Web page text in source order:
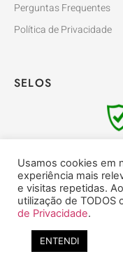
Perguntas Frequentes
Política de Privacidade
SELOS
Usamos cookies em
experiência mais
e visitas repetidas.
utilização de
de Privacidade.
ENTENDI
Converse